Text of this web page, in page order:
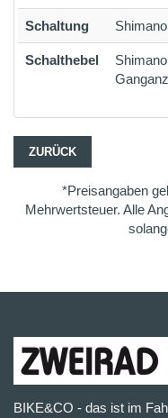
Schaltung
Schalthebel
ZURÜCK
*Preisangaben
Mehrwertsteuer. Alle
BIKE&CO - das ist im